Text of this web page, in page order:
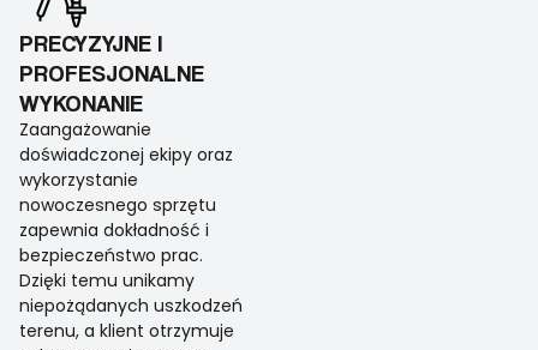
PRECYZYJNE I
PROFESJONALNE
WYKONANIE
Zaangażowanie
doświadczonej ekipy oraz
wykorzystanie
nowoczesnego sprzętu
zapewnia dokładność i
bezpieczeństwo prac.
Dzięki temu unikamy
niepożądanych uszkodzeń
terenu, a klient otrzymuje